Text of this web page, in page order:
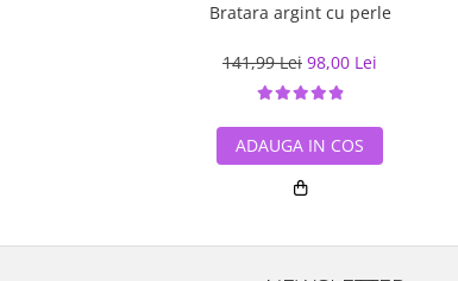
Bratara argint cu perle
141,99 Lei 98,00 Lei
ADAUGA IN COS